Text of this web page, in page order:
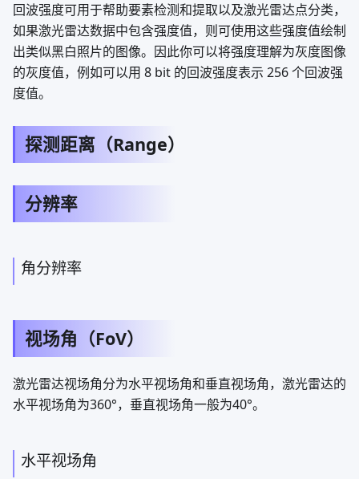
回波强度可用于帮助要素检测和提取以及激光雷达点分类，
如果激光雷达数据中包含强度值，则可使用这些强度值绘制
出类似黑白照片的图像。因此你可以将强度理解为灰度图像
的灰度值，例如可以用 8 bit 的回波强度表示 256 个回波强
度值。
探测距离（Range）
分辨率
角分辨率
视场角（FoV）
激光雷达视场角分为水平视场角和垂直视场角，激光雷达的
水平视场角为360°，垂直视场角一般为40°。
水平视场角